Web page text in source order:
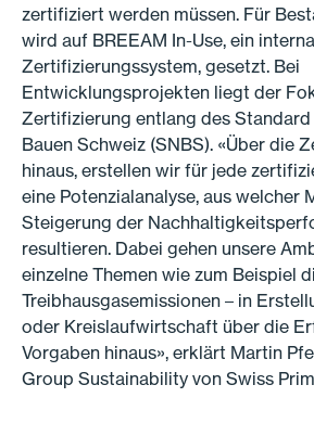
zertifiziert werden müssen. Für
wird auf BREEAM In-Use, ein
Zertifizierungssystem, gesetzt. Bei
Entwicklungsprojekten liegt der
Zertifizierung entlang des
Bauen Schweiz (SNBS). «Über die
hinaus, erstellen wir für jede
eine Potenzialanalyse, aus welcher
Steigerung der
resultieren. Dabei gehen unsere
einzelne Themen wie zum Beispiel
Treibhausgasemissionen – in
oder Kreislaufwirtschaft über die
Vorgaben hinaus», erklärt Martin
Group Sustainability von Swiss